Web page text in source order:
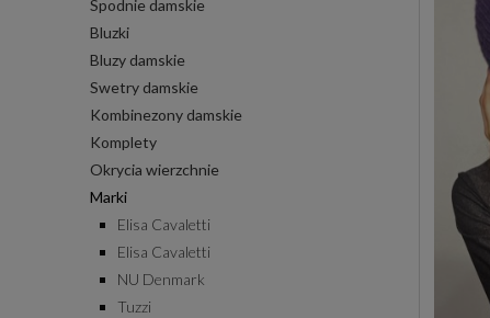
Spodnie damskie
Bluzki
Bluzy damskie
Swetry damskie
Kombinezony damskie
Komplety
Okrycia wierzchnie
Marki
Elisa Cavaletti
Elisa Cavaletti
NU Denmark
Tuzzi